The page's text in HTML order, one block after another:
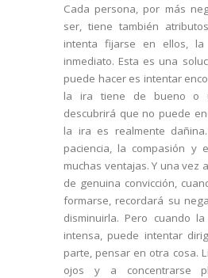
Cada persona, por más
ser, tiene también
intenta fijarse en ellos,
inmediato. Esta es una
puede hacer es intentar
la ira tiene de bueno o
descubrirá que no puede
la ira es realmente
paciencia, la compasión y
muchas ventajas. Y una vez
de genuina convicción,
formarse, recordará su
disminuirla. Pero cuando
intensa, puede intentar
parte, pensar en otra cosa.
ojos y a concentrarse